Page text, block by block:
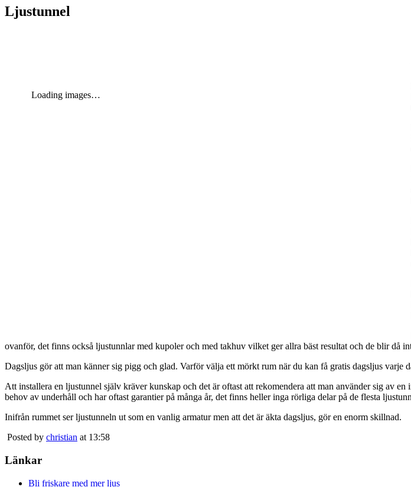
Ljustunnel
Loading images…
ovanför, det finns också ljustunnlar med kupoler och med takhuv vilket ger allra bäst resultat och de blir då
Dagsljus gör att man känner sig pigg och glad. Varför välja ett mörkt rum när du kan få gratis dagsljus varje
Att installera en ljustunnel själv kräver kunskap och det är oftast att rekomendera att man använder sig av
behov av underhåll och har oftast garantier på många år, det finns heller inga rörliga delar på de flesta
Inifrån rummet ser ljustunneln ut som en vanlig armatur men att det är äkta dagsljus, gör en enorm skillnad.
Posted by christian at 13:58
Länkar
Bli friskare med mer ljus